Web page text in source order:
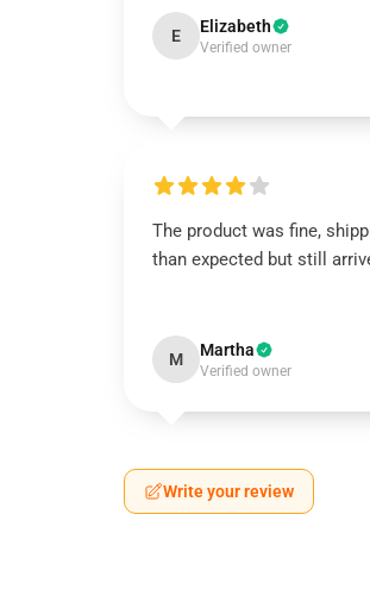
E Elizabeth
Verified owner
The product was fine,
than expected but still
M Martha
Verified owner
Write your review